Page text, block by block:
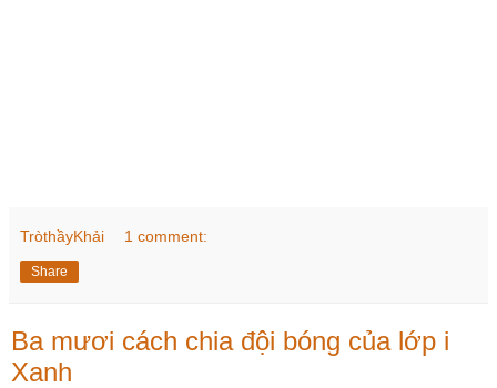
TròthầyKhải 1 comment:
Share
Ba mươi cách chia đội bóng của lớp i
Xanh